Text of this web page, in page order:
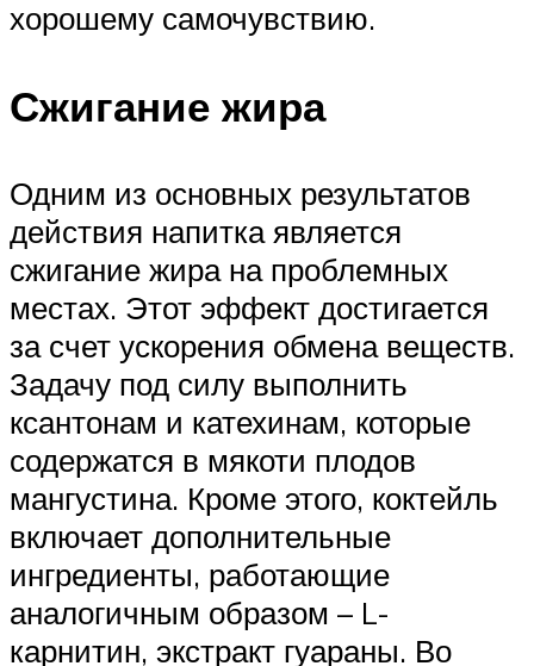
хорошему самочувствию.
Сжигание жира
Одним из основных результатов
действия напитка является
сжигание жира на проблемных
местах. Этот эффект достигается
за счет ускорения обмена веществ.
Задачу под силу выполнить
ксантонам и катехинам, которые
содержатся в мякоти плодов
мангустина. Кроме этого, коктейль
включает дополнительные
ингредиенты, работающие
аналогичным образом – L-
карнитин, экстракт гуараны. Во